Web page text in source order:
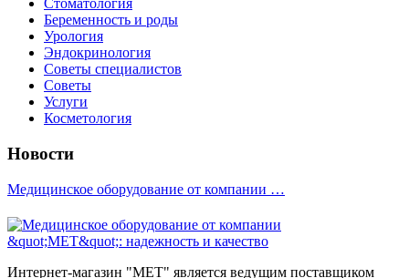
Стоматология
Беременность и роды
Урология
Эндокринология
Советы специалистов
Советы
Услуги
Косметология
Новости
Медицинское оборудование от компании …
Интернет-магазин "МЕТ" является ведущим поставщиком